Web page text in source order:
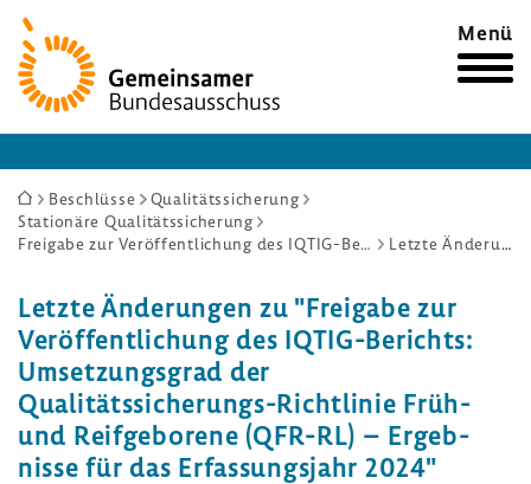
Zur
Startseite
Menü
Sie
sind
hier:
Beschlüsse
Qualitätssicherung
Stationäre Qualitätssicherung
Freigabe zur Veröffentlichung des IQTIG-Berichts: Umsetzungsgrad der Qualitätssicherungs-Richtlinie Früh- und Reifgeborene (QFR-RL) – Ergebnisse für das Erfassungsjahr 2024
Letzte Änderungen
Letzte Ände­rungen zu "Frei­gabe zur
Veröf­fent­li­chung des IQTIG-​Berichts:
Umset­zungs­grad der
Qualitätssicherungs-​Richtlinie Früh-
und Reif­ge­bo­rene (QFR-RL) – Ergeb­
nisse für das Erfas­sungs­jahr 2024"